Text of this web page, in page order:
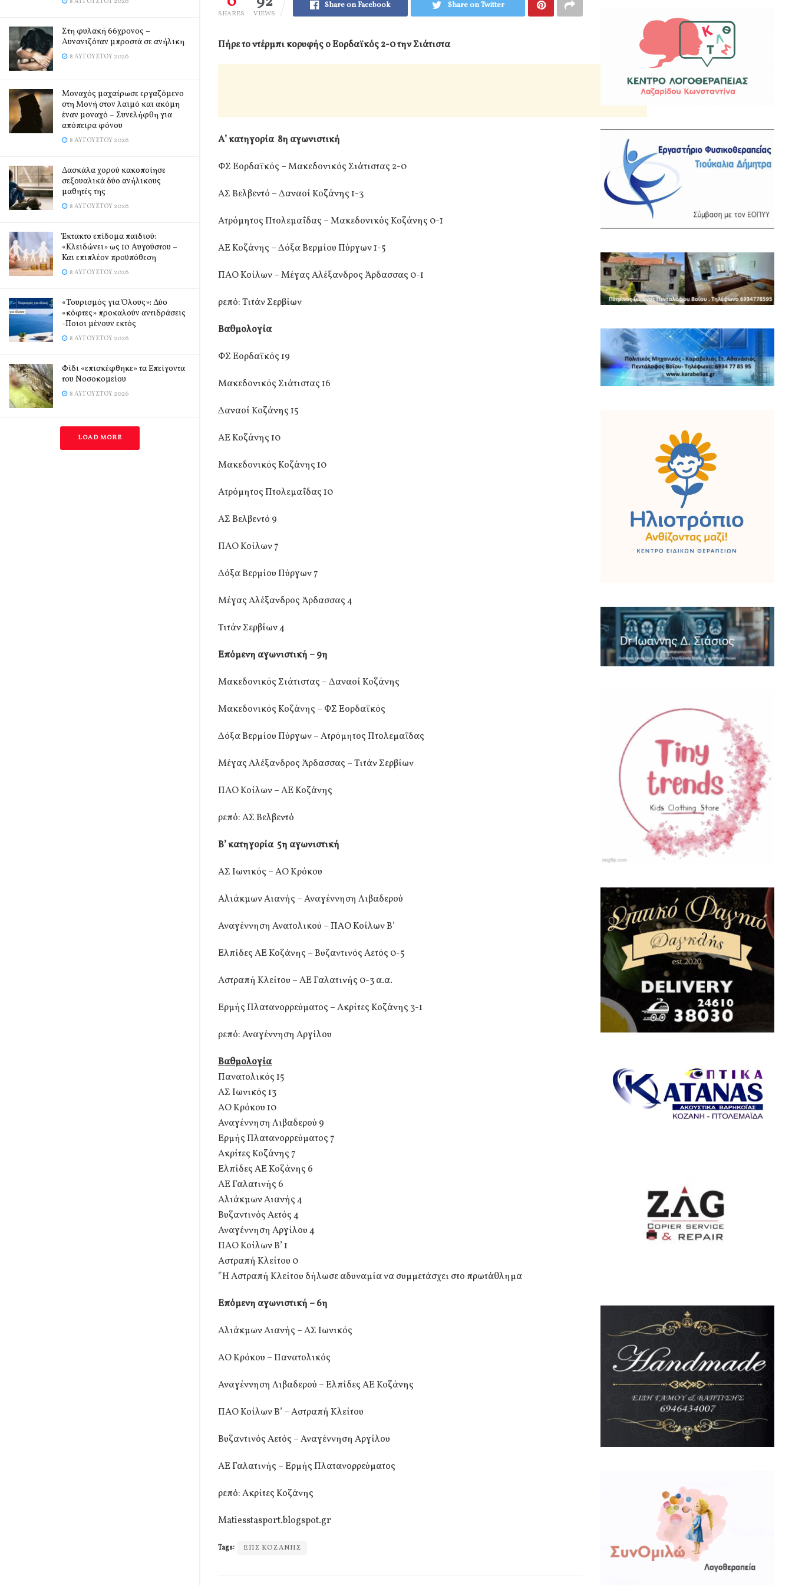
Στη φυλακή 66χρονος –
Αυνανιζόταν μπροστά σε ανήλικη
8 ΑΥΓΟΎΣΤΟΥ 2026
Μοναχός μαχαίρωσε εργαζόμενο
στη Μονή στον λαιμό και ακόμη
έναν μοναχό – Συνελήφθη για
απόπειρα φόνου
8 ΑΥΓΟΎΣΤΟΥ 2026
Δασκάλα χορού κακοποίησε
σεξουαλικά δύο ανήλικους
μαθητές της
8 ΑΥΓΟΎΣΤΟΥ 2026
Έκτακτο επίδομα παιδιού:
«Κλειδώνει» ως 10 Αυγούστου –
Και επιπλέον προϋπόθεση
8 ΑΥΓΟΎΣΤΟΥ 2026
«Τουρισμός για Όλους»: Δύο
«κόφτες» προκαλούν αντιδράσεις
-Ποιοι μένουν εκτός
8 ΑΥΓΟΎΣΤΟΥ 2026
Φίδι «επισκέφθηκε» τα Επείγοντα
του Νοσοκομείου
8 ΑΥΓΟΎΣΤΟΥ 2026
LOAD MORE
SHARES VIEWS
Share on Facebook Share on Twitter
Πήρε το ντέρμπι κορυφής ο Εορδαϊκός 2-0 την Σιάτιστα
Α’ κατηγορία 8η αγωνιστική
ΦΣ Εορδαϊκός – Μακεδονικός Σιάτιστας 2-0
ΑΣ Βελβεντό – Δαναοί Κοζάνης 1-3
Ατρόμητος Πτολεμαΐδας – Μακεδονικός Κοζάνης 0-1
ΑΕ Κοζάνης – Δόξα Βερμίου Πύργων 1-5
ΠΑΟ Κοίλων – Μέγας Αλέξανδρος Άρδασσας 0-1
ρεπό: Τιτάν Σερβίων
Βαθμολογία
ΦΣ Εορδαϊκός 19
Μακεδονικός Σιάτιστας 16
Δαναοί Κοζάνης 15
ΑΕ Κοζάνης 10
Μακεδονικός Κοζάνης 10
Ατρόμητος Πτολεμαΐδας 10
ΑΣ Βελβεντό 9
ΠΑΟ Κοίλων 7
Δόξα Βερμίου Πύργων 7
Μέγας Αλέξανδρος Άρδασσας 4
Τιτάν Σερβίων 4
Επόμενη αγωνιστική – 9η
Μακεδονικός Σιάτιστας – Δαναοί Κοζάνης
Μακεδονικός Κοζάνης – ΦΣ Εορδαϊκός
Δόξα Βερμίου Πύργων – Ατρόμητος Πτολεμαΐδας
Μέγας Αλέξανδρος Άρδασσας – Τιτάν Σερβίων
ΠΑΟ Κοίλων – ΑΕ Κοζάνης
ρεπό: ΑΣ Βελβεντό
Β’ κατηγορία 5η αγωνιστική
ΑΣ Ιωνικός – ΑΟ Κρόκου
Αλιάκμων Αιανής – Αναγέννηση Λιβαδερού
Αναγέννηση Ανατολικού – ΠΑΟ Κοίλων Β’
Ελπίδες ΑΕ Κοζάνης – Βυζαντινός Αετός 0-5
Αστραπή Κλείτου – ΑΕ Γαλατινής 0-3 α.α.
Ερμής Πλατανορρεύματος – Ακρίτες Κοζάνης 3-1
ρεπό: Αναγέννηση Αργίλου
Βαθμολογία
Πανατολικός 15
ΑΣ Ιωνικός 13
ΑΟ Κρόκου 10
Αναγέννηση Λιβαδερού 9
Ερμής Πλατανορρεύματος 7
Ακρίτες Κοζάνης 7
Ελπίδες ΑΕ Κοζάνης 6
ΑΕ Γαλατινής 6
Αλιάκμων Αιανής 4
Βυζαντινός Αετός 4
Αναγέννηση Αργίλου 4
ΠΑΟ Κοίλων Β’ 1
Αστραπή Κλείτου 0
*Η Αστραπή Κλείτου δήλωσε αδυναμία να συμμετάσχει στο πρωτάθλημα
Επόμενη αγωνιστική – 6η
Αλιάκμων Αιανής – ΑΣ Ιωνικός
ΑΟ Κρόκου – Πανατολικός
Αναγέννηση Λιβαδερού – Ελπίδες ΑΕ Κοζάνης
ΠΑΟ Κοίλων Β’ – Αστραπή Κλείτου
Βυζαντινός Αετός – Αναγέννηση Αργίλου
ΑΕ Γαλατινής – Ερμής Πλατανορρεύματος
ρεπό: Ακρίτες Κοζάνης
Matiesstasport.blogspot.gr
Tags: ΕΠΣ ΚΟΖΑΝΗΣ